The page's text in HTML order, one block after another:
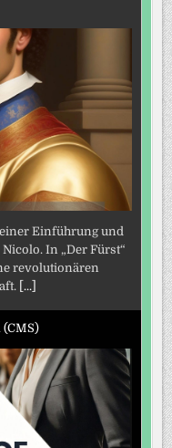
Einführung und
In „Der Fürst“
revolutionären
[...]